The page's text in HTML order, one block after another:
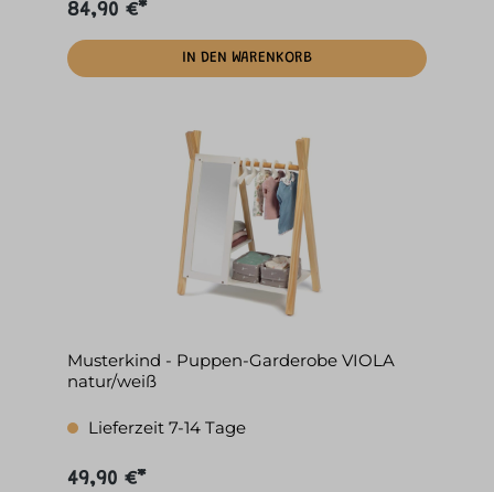
84,90 €*
IN DEN WARENKORB
Musterkind - Puppen-Garderobe VIOLA
natur/weiß
Lieferzeit 7-14 Tage
49,90 €*